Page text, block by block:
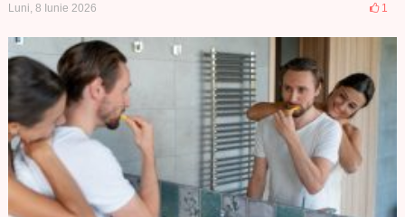
Luni, 8 Iunie 2026 1